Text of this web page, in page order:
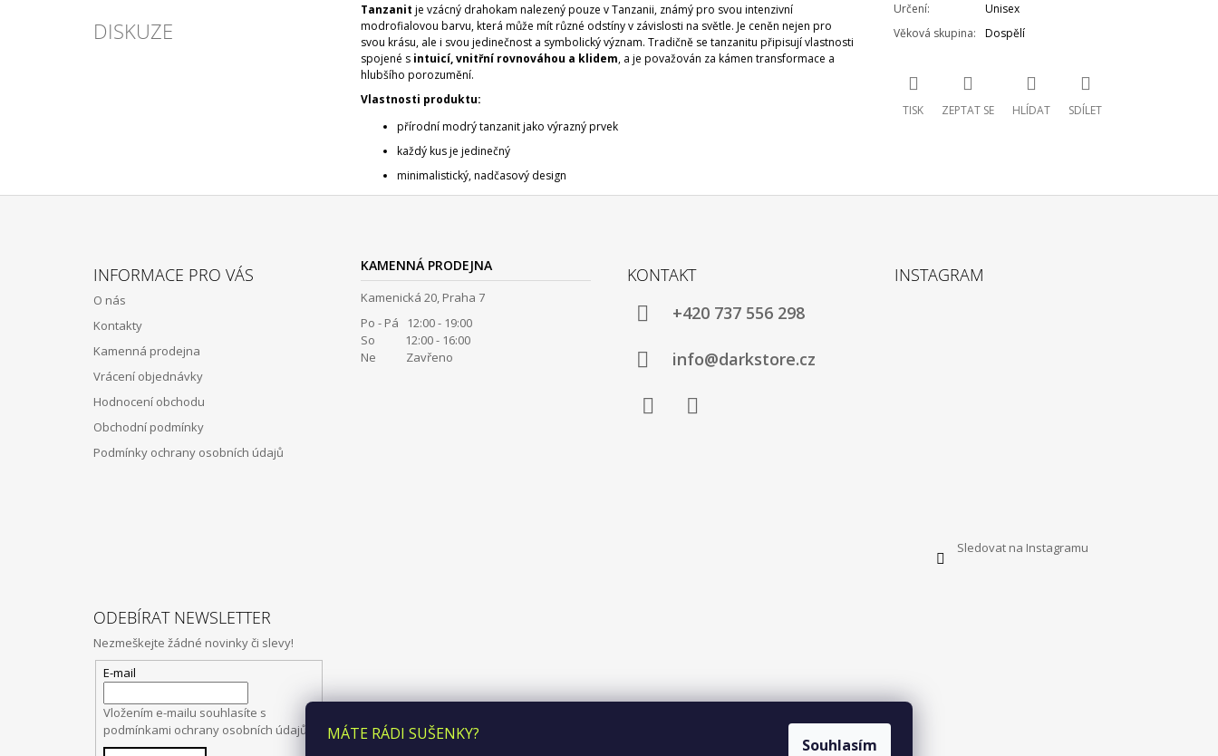
MÁTE RÁDI SUŠENKY?
Souhlasím
DISKUZE
Tanzanit je vzácný drahokam nalezený pouze v Tanzanii, známý pro svou intenzivní
modrofialovou barvu, která může mít různé odstíny v závislosti na světle. Je ceněn nejen pro
svou krásu, ale i svou jedinečnost a symbolický význam. Tradičně se tanzanitu připisují vlastnosti
spojené s intuicí, vnitřní rovnováhou a klidem, a je považován za kámen transformace a
hlubšího porozumění.
Vlastnosti produktu:
přírodní modrý tanzanit jako výrazný prvek
každý kus je jedinečný
minimalistický, nadčasový design
Určení:
Unisex
Věková skupina: Dospělí
TISK ZEPTAT SE HLÍDAT SDÍLET
INFORMACE PRO VÁS
O nás
Kontakty
Kamenná prodejna
Vrácení objednávky
Hodnocení obchodu
Obchodní podmínky
Podmínky ochrany osobních údajů
KAMENNÁ PRODEJNA
Kamenická 20, Praha 7
Po - Pá 12:00 - 19:00
So 12:00 - 16:00
Ne Zavřeno
KONTAKT
+420 737 556 298
info@darkstore.cz
INSTAGRAM
Sledovat na Instagramu
ODEBÍRAT NEWSLETTER
Nezmeškejte žádné novinky či slevy!
E-mail
Vložením e-mailu souhlasíte s
podmínkami ochrany osobních údajů